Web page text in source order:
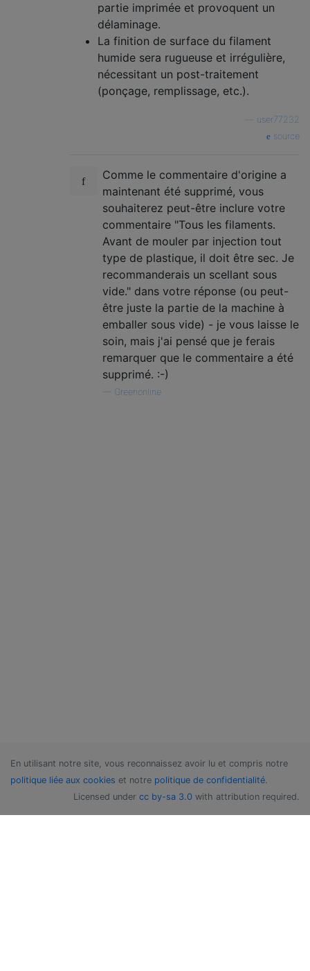
partie imprimée et provoquent un
délaminage.
La finition de surface du filament
humide sera rugueuse et irrégulière,
nécessitant un post-traitement
(ponçage, remplissage, etc.).
user77232
source
Comme le commentaire d'origine a
maintenant été supprimé, vous
souhaiterez peut-être inclure votre
commentaire "Tous les filaments.
Avant de mouler par injection tout
type de plastique, il doit être sec. Je
recommanderais un scellant sous
vide." dans votre réponse (ou peut-
être juste la partie de la machine à
emballer sous vide) - je vous laisse le
soin, mais j'ai pensé que je ferais
remarquer que le commentaire a été
supprimé. :-)
Greenonline
En utilisant notre site, vous reconnaissez avoir lu et compris notre
politique liée aux cookies et notre politique de confidentialité.
Licensed under cc by-sa 3.0 with attribution required.